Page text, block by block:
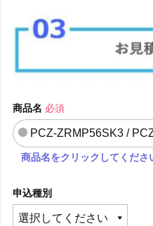
商品名 必須
PCZ-ZRMP56SK3 /
商品名をクリックしてくださ
申込種別